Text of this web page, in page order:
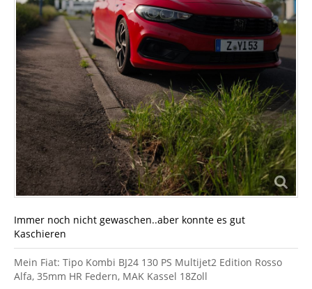
Immer noch nicht gewaschen..aber konnte es gut
Kaschieren
Mein Fiat: Tipo Kombi BJ24 130 PS Multijet2 Edition Rosso
Alfa, 35mm HR Federn, MAK Kassel 18Zoll